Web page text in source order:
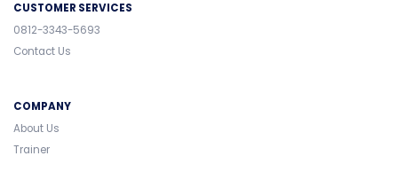
CUSTOMER SERVICES
0812-3343-5693
Contact Us
COMPANY
About Us
Trainer